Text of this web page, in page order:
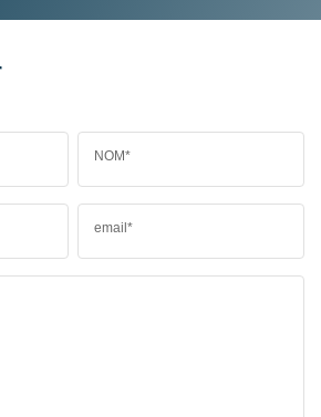
NOM*
email*